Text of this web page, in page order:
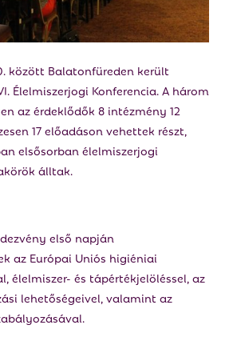
között Balatonfüreden került
Élelmiszerjogi Konferencia. A három
az érdeklődők 8 intézmény 12
17 előadáson vehettek részt,
elsősorban élelmiszerjogi
álltak.
első napján
az Európai Uniós higiéniai
élelmiszer- és tápértékjelöléssel, az
lehetőségeivel, valamint az